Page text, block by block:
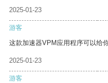
2025-01-23
游客
这款加速器VPM应用程序可以给
2025-01-23
游客